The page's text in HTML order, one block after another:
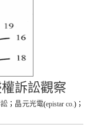
訴訟觀察
； 晶元光電(epistar co.)；